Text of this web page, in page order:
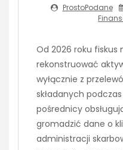
ProstoPodane
Od 2026 roku fiskus
rekonstruować
wyłącznie z
składanych
pośrednicy
gromadzić dane o
administracji